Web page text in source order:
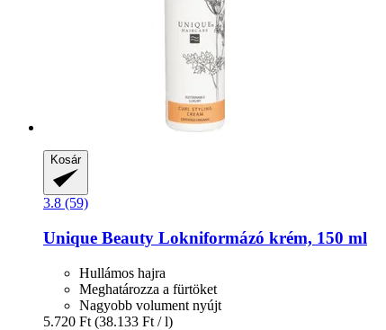
Kosár
3.8 (59)
Unique Beauty Lokniformázó krém, 150 ml
Hullámos hajra
Meghatározza a fürtöket
Nagyobb volument nyújt
5.720 Ft (38.133 Ft / l)